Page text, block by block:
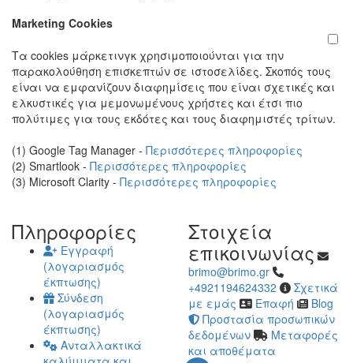
Marketing Cookies
Τα cookies μάρκετινγκ χρησιμοποιούνται για την
παρακολούθηση επισκεπτών σε ιστοσελίδες. Σκοπός τους
είναι να εμφανίζουν διαφημίσεις που είναι σχετικές και
ελκυστικές για μεμονωμένους χρήστες και έτσι πιο
πολύτιμες για τους εκδότες και τους διαφημιστές τρίτων.
(1) Google Tag Manager - Περισσότερες πληροφορίες
(2) Smartlook - Περισσότερες πληροφορίες
(3) Microsoft Clarity - Περισσότερες πληροφορίες
Πληροφορίες
Εγγραφή
(λογαριασμός
έκπτωσης)
Σύνδεση
(λογαριασμός
έκπτωσης)
Ανταλλακτικά
Στοιχεία
επικοινωνίας
brimo@brimo.gr
+4921194624332
Σχετικά
με εμάς
Επαφή
Blog
Προστασία προσωπικών
δεδομένων
Μεταφορές
και αποθέματα